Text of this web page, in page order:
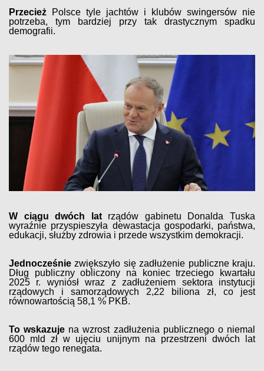
Przecież Polsce tyle jachtów i klubów swingersów nie
potrzeba, tym bardziej przy tak drastycznym spadku
demografii.
W ciągu dwóch lat rządów gabinetu Donalda Tuska
wyraźnie przyspieszyła dewastacja gospodarki, państwa,
edukacji, służby zdrowia i przede wszystkim demokracji.
Jednocześnie zwiększyło się zadłużenie publiczne kraju.
Dług publiczny obliczony na koniec trzeciego kwartału
2025 r. wyniósł wraz z zadłużeniem sektora instytucji
rządowych i samorządowych 2,22 biliona zł, co jest
równowartością 58,1 % PKB.
To wskazuje na wzrost zadłużenia publicznego o niemal
600 mld zł w ujęciu unijnym na przestrzeni dwóch lat
rządów tego renegata.